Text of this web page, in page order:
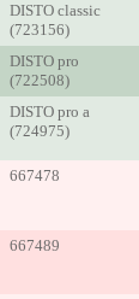
DISTO classic
(723156)
DISTO pro
(722508)
DISTO pro a
(724975)
667478
667489